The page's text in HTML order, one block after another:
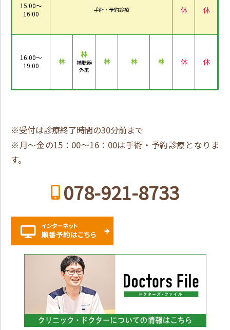
15:00～
16:00
手術・予約診療 休 休
16:00～
19:00
林
林
補聴器
外来
林 林 林 休 休
※受付は診療終了時間の30分前まで
※月～金の15：00～16：00は手術・予約診療となりま
す。
078-921-8733